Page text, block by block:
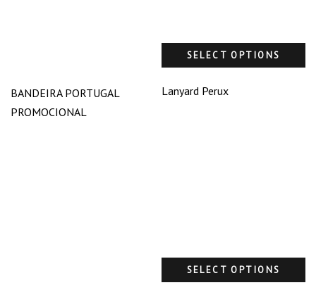
BANDEIRA PORTUGAL
PROMOCIONAL
SELECT OPTIONS
Lanyard Perux
SELECT OPTIONS